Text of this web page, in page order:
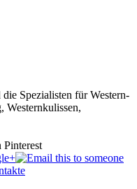
Spezialisten für Western-
Westernkulissen,